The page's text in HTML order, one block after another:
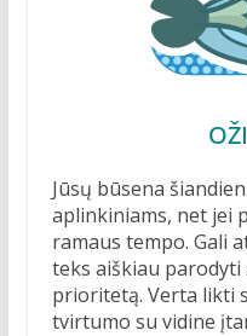
Jūsų būsena
aplinkiniams, net jei
ramaus tempo. Gali
teks aiškiau
prioritetą. Verta likti
tvirtumo su vidine